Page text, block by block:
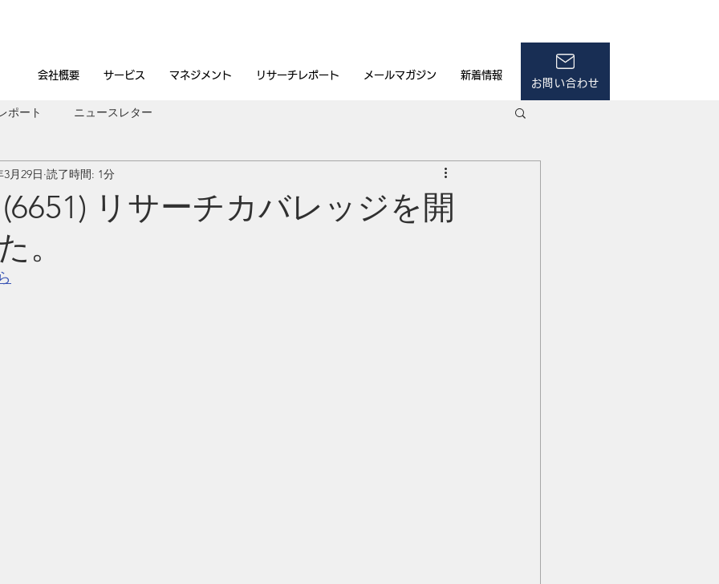
会社概要 サービス マネジメント リサーチレポート メールマガジン 新着情報
お問い合わせ
ポート ニュースレター
リサーチカバレッジを開
。
3月29日 読了時間: 1分